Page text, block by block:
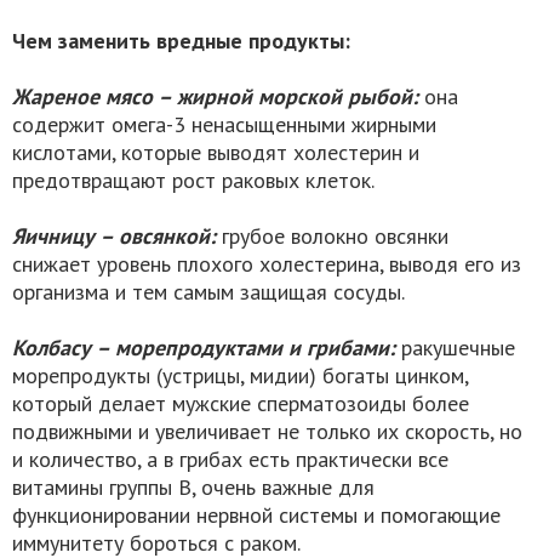
Чем заменить вредные продукты:
Жареное мясо – жирной морской рыбой:она
содержит омега-3 ненасыщенными жирными
кислотами, которые выводят холестерин и
предотвращают рост раковых клеток.
Яичницу – овсянкой:грубое волокно овсянки
снижает уровень плохого холестерина, выводя его из
организма и тем самым защищая сосуды.
Колбасу – морепродуктами и грибами:ракушечные
морепродукты (устрицы, мидии) богаты цинком,
который делает мужские сперматозоиды более
подвижными и увеличивает не только их скорость, но
и количество, а в грибах есть практически все
витамины группы В, очень важные для
функционировании нервной системы и помогающие
иммунитету бороться с раком.